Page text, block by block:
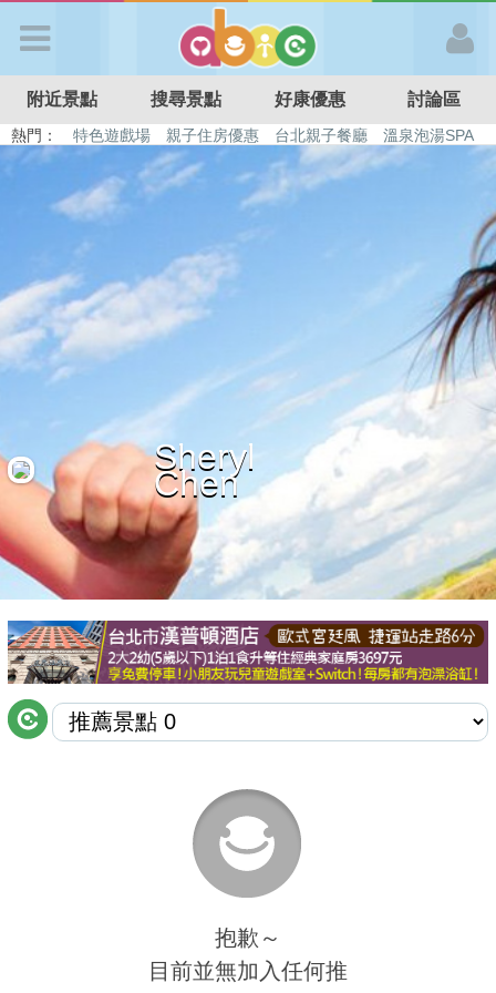
APP登入
首 頁
搜尋景點
好康優惠
最新留言
商家合作
推薦景點
討論區
聯絡我們
附近景點 搜尋景點 好康優惠 討論區
熱門： 特色遊戲場 親子住房優惠 台北親子餐廳
溫泉泡湯SPA
溜滑梯民宿
觀光工廠 日本親子景點
Sheryl
Chen
抱歉～
目前並無加入任何推